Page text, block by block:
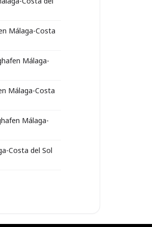
Málaga-Costa
Málaga-
Málaga-Costa
Málaga-
Costa del Sol